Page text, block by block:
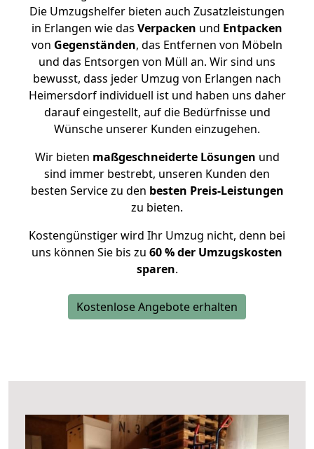
Die Umzugshelfer bieten auch Zusatzleistungen
in Erlangen wie das Verpacken und Entpacken
von Gegenständen, das Entfernen von Möbeln
und das Entsorgen von Müll an. Wir sind uns
bewusst, dass jeder Umzug von Erlangen nach
Heimersdorf individuell ist und haben uns daher
darauf eingestellt, auf die Bedürfnisse und
Wünsche unserer Kunden einzugehen.
Wir bieten maßgeschneiderte Lösungen und
sind immer bestrebt, unseren Kunden den
besten Service zu den besten Preis-Leistungen
zu bieten.
Kostengünstiger wird Ihr Umzug nicht, denn bei
uns können Sie bis zu 60 % der Umzugskosten
sparen.
Kostenlose Angebote erhalten